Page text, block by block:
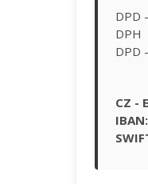
DPD
DPH
DPD
CZ -